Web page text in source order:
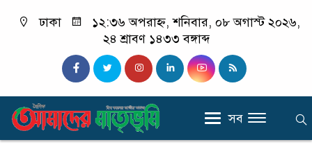
ঢাকা
১২:৩৬ অপরাহ্ন, শনিবার, ০৮ অগাস্ট ২০২৬,
২৪ শ্রাবণ ১৪৩৩ বঙ্গাব্দ
সব